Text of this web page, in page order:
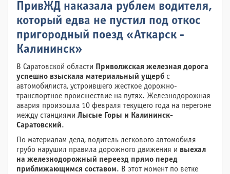
ПривЖД наказала рублем водителя,
который едва не пустил под откос
пригородный поезд «Аткарск -
Калининск»
В Саратовской области Приволжская железная дорога
успешно взыскала материальный ущерб с
автомобилиста, устроившего жесткое дорожно-
транспортное происшествие на путях. Железнодорожная
авария произошла 10 февраля текущего года на перегоне
между станциями Лысые Горы и Калининск-
Саратовский.
По материалам дела, водитель легкового автомобиля
грубо нарушил правила дорожного движения и выехал
на железнодорожный переезд прямо перед
приближающимся составом. В этот момент по ветке